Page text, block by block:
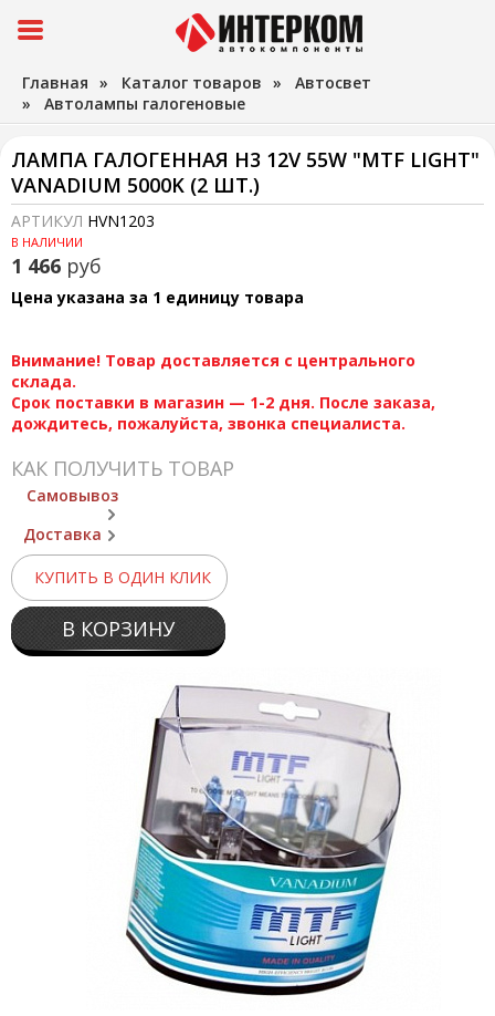
Главная » Каталог товаров » Автосвет
» Автолампы галогеновые
ЛАМПА ГАЛОГЕННАЯ H3 12V 55W "MTF LIGHT"
VANADIUM 5000K (2 ШТ.)
АРТИКУЛ HVN1203
В НАЛИЧИИ
1 466 руб
Цена указана за 1 единицу товара
Внимание! Товар доставляется с центрального
склада.
Срок поставки в магазин — 1-2 дня. После заказа,
дождитесь, пожалуйста, звонка специалиста.
КАК ПОЛУЧИТЬ ТОВАР
Самовывоз
Доставка
КУПИТЬ В ОДИН КЛИК
В КОРЗИНУ